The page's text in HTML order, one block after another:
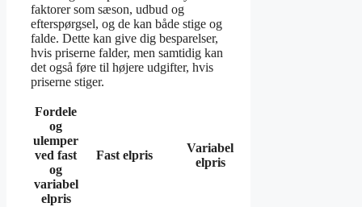
faktorer som sæson, udbud og
efterspørgsel, og de kan både stige og
falde. Dette kan give dig besparelser,
hvis priserne falder, men samtidig kan
det også føre til højere udgifter, hvis
priserne stiger.
Fordele
og
ulemper
ved fast
og
variabel
elpris
Fast elpris
Variabel
elpris